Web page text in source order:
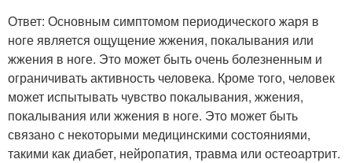
Ответ: Основным симптомом периодического жаря в
ноге является ощущение жжения, покалывания или
жжения в ноге. Это может быть очень болезненным и
ограничивать активность человека. Кроме того, человек
может испытывать чувство покалывания, жжения,
покалывания или жжения в ноге. Это может быть
связано с некоторыми медицинскими состояниями,
такими как диабет, нейропатия, травма или остеоартрит.